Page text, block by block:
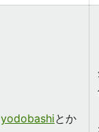
yodobashiとか